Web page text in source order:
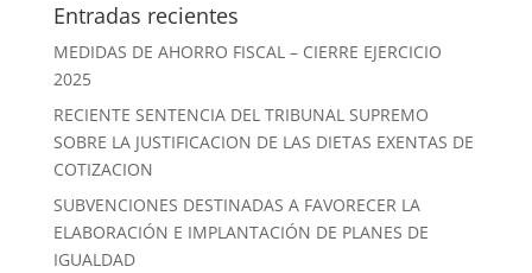
Entradas recientes
MEDIDAS DE AHORRO FISCAL – CIERRE EJERCICIO
2025
RECIENTE SENTENCIA DEL TRIBUNAL SUPREMO
SOBRE LA JUSTIFICACION DE LAS DIETAS EXENTAS DE
COTIZACION
SUBVENCIONES DESTINADAS A FAVORECER LA
ELABORACIÓN E IMPLANTACIÓN DE PLANES DE
IGUALDAD